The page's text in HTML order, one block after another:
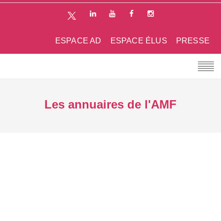
PRESSE
ESPACE ÉLUS
ESPACE AD
Les annuaires de l'AMF